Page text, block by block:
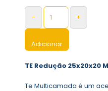
- +
Adicionar
TE Redução 25x20x20
Te Multicamada é um